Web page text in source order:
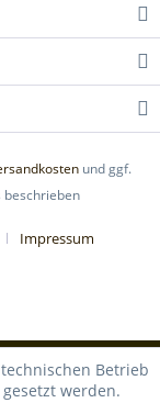
und ggf.
beschrieben
Impressum
Betrieb
werden.